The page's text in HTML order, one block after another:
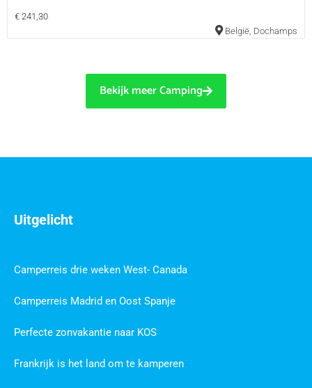
€ 241,30
België, Dochamps
Bekijk meer Camping
Uitgelicht
Camperreis drie weken West- Canada
Camperreis Madrid en Oost Spanje
Perfecte zonvakantie naar KOS
Frankrijk is het land om te kamperen